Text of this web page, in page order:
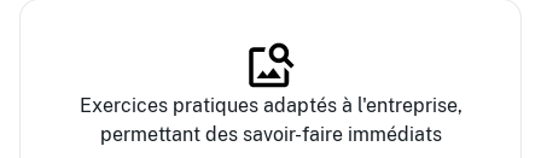
Exercices pratiques adaptés à l'entreprise,
permettant des savoir-faire immédiats